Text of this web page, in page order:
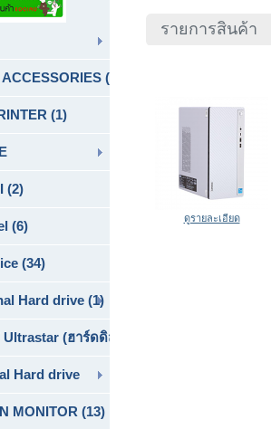
รายการสินค้า
ดูรายละเอียด
(6)
(1)
(2)
(6)
(34)
Hard drive (1)
Ultrastar (ฮาร์ดดิสก์สำหรับ SERVER ) (10)
Hard drive
MONITOR (13)